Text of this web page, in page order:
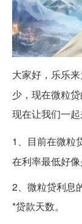
大家好，乐乐来
少，现在微粒
现在让我们一起
1、目前在微粒
在利率最低好像
2、微粒贷利息
*贷款天数。